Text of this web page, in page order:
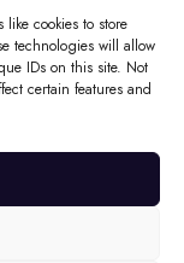
cookies to store
technologies will allow
IDs on this site. Not
certain features and